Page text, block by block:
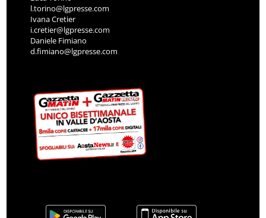
l.torino@lgpresse.com
Ivana Cretier
i.cretier@lgpresse.com
Daniele Fimiano
d.fimiano@lgpresse.com